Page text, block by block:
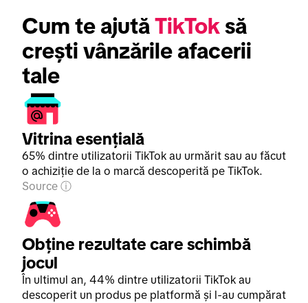
Cum te ajută TikTok să
crești vânzările afacerii
tale
Vitrina esențială
65% dintre utilizatorii TikTok au urmărit sau au făcut
o achiziție de la o marcă descoperită pe TikTok.
Source
Obține rezultate care schimbă
jocul
În ultimul an, 44% dintre utilizatorii TikTok au
descoperit un produs pe platformă și l-au cumpărat